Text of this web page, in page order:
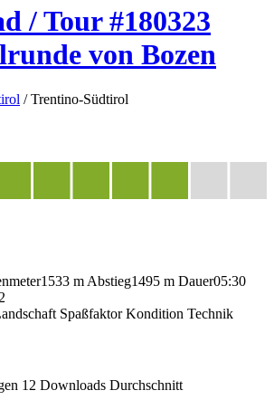
/ Tour #180323
von Bozen
/Trentino-Südtirol
1533 m Abstieg1495 m Dauer05:30
Spaßfaktor Kondition Technik
12 Downloads Durchschnitt